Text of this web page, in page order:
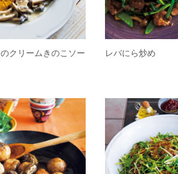
クリームきのこソー
レバにら炒め